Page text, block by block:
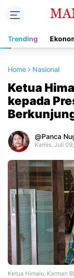
Trending
Home Nasional
Ketua
kepada
Panca
Kamis, Juli
Ketua Himalo, Karman